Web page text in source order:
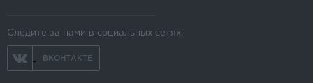
Следите за нами в социальных сетях:
ВКОНТАКТЕ